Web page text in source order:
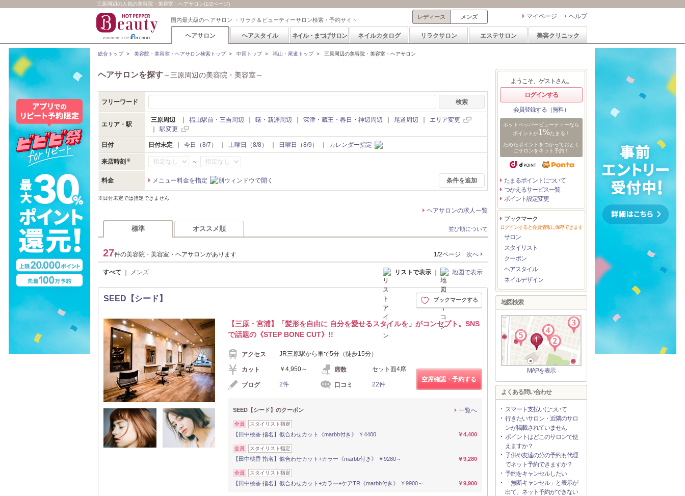
三原周辺の人気の美容院・美容室・ヘアサロン(1/2ページ)
国内最大級のヘアサロン ・リラク＆ビューティーサロン検索・予約サイト ヘルプ
マイページ
レディース メンズ
ヘアサロン ヘアスタイル ネイル・まつげサロン ネイルカタログ リラクサロン エステサロン 美容クリニック
総合トップ> 美容院・美容室・ヘアサロン検索トップ> 中国トップ> 福山・尾道トップ> 三原周辺の美容院・美容室・ヘアサロン
ヘアサロンを探す～三原周辺の美容院・美容室～
フリーワード
エリア・駅
三原周辺 福山駅前・三吉周辺 曙・新涯周辺 深津・蔵王・春日・神辺周辺 尾道周辺
エリア変更
駅変更
日付 日付未定 今日（8/7） 土曜日（8/8） 日曜日（8/9） カレンダー指定
来店時刻 ～
料金 メニュー料金を指定 条件を追加
※日付未定では指定できません
ヘアサロンの求人一覧
標準 オススメ順 並び順について
27件の美容院・美容室・ヘアサロンがあります 1/2ページ 次へ
すべて メンズ リストで表示 地図で表示
SEED【シード】 ブックマークする
【三原・宮浦】「髪形を自由に 自分を愛せるスタイルを」がコンセプト。SNS
で話題の《STEP BONE CUT》!!
アクセス JR三原駅から車で5分（徒歩15分）
カット ￥4,950～ 席数 セット面4席
ブログ 2件 口コミ 22件
空席確認・予約する
SEED【シード】のクーポン 一覧へ
全員 スタイリスト指定
【田中桃香 指名】似合わせカット《marbb付き》 ￥4400 ￥4,400
全員 スタイリスト指定
【田中桃香 指名】似合わせカット+カラー《marbb付き》 ￥9280～ ￥9,280
全員 スタイリスト指定
【田中桃香 指名】似合わせカット+カラー+ケアTR《marbb付き》 ￥9900～ ￥9,900
ようこそ、ゲストさん。
ログインする
会員登録する（無料）
ホットペッパービューティーなら
ポイントが1%たまる！
ためたポイントをつかっておとく
にサロンをネット予約！
たまるポイントについて
つかえるサービス一覧
ポイント設定変更
ブックマーク
ログインすると会員情報に保存できます
サロン
スタイリスト
クーポン
ヘアスタイル
ネイルデザイン
地図検索
MAPを表示
よくある問い合わせ
スマート支払いについて
行きたいサロン・近隣のサロ
ンが掲載されていません
ポイントはどこのサロンで使
えますか？
子供や友達の分の予約も代理
でネット予約できますか？
予約をキャンセルしたい
「無断キャンセル」と表示が
出て、ネット予約ができない